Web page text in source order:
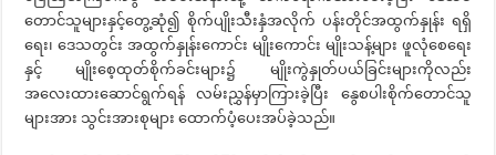
တောင်သူများနှင့်တွေ့ဆုံ၍ စိုက်ပျိုးသီးနှံအလိုက် ပန်းတိုင်အထွက်နှုန်း ရရှိ
ရေး၊ ဒေသတွင်း အထွက်နှုန်းကောင်း မျိုးကောင်း မျိုးသန့်များ ဖူလုံစေရေး
နှင့် မျိုးစေ့ထုတ်စိုက်ခင်းများ၌ မျိုးကွဲနှုတ်ပယ်ခြင်းများကိုလည်း
အလေးထားဆောင်ရွက်ရန် လမ်းညွှန်မှာကြားခဲ့ပြီး နွေစပါးစိုက်တောင်သူ
များအား သွင်းအားစုများ ထောက်ပံ့ပေးအပ်ခဲ့သည်။